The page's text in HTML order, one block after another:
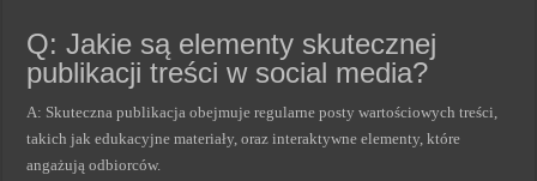
Q: Jakie są elementy skutecznej
publikacji treści w social media?
A: Skuteczna publikacja obejmuje regularne posty wartościowych treści,
takich jak edukacyjne materiały, oraz interaktywne elementy, które
angażują odbiorców.